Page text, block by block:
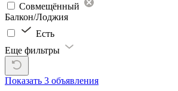
Совмещённый
Балкон/Лоджия
Есть
Еще фильтры
Показать 3 объявления